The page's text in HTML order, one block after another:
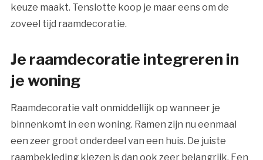
keuze maakt. Tenslotte koop je maar eens om de
zoveel tijd raamdecoratie.
Je raamdecoratie integreren in
je woning
Raamdecoratie valt onmiddellijk op wanneer je
binnenkomt in een woning. Ramen zijn nu eenmaal
een zeer groot onderdeel van een huis. De juiste
raambekleding kiezen is dan ook zeer belangrijk. Een